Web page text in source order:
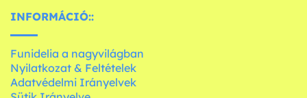
INFORMÁCIÓ::
Funidelia a nagyvilágban
Nyilatkozat & Feltételek
Adatvédelmi Irányelvek